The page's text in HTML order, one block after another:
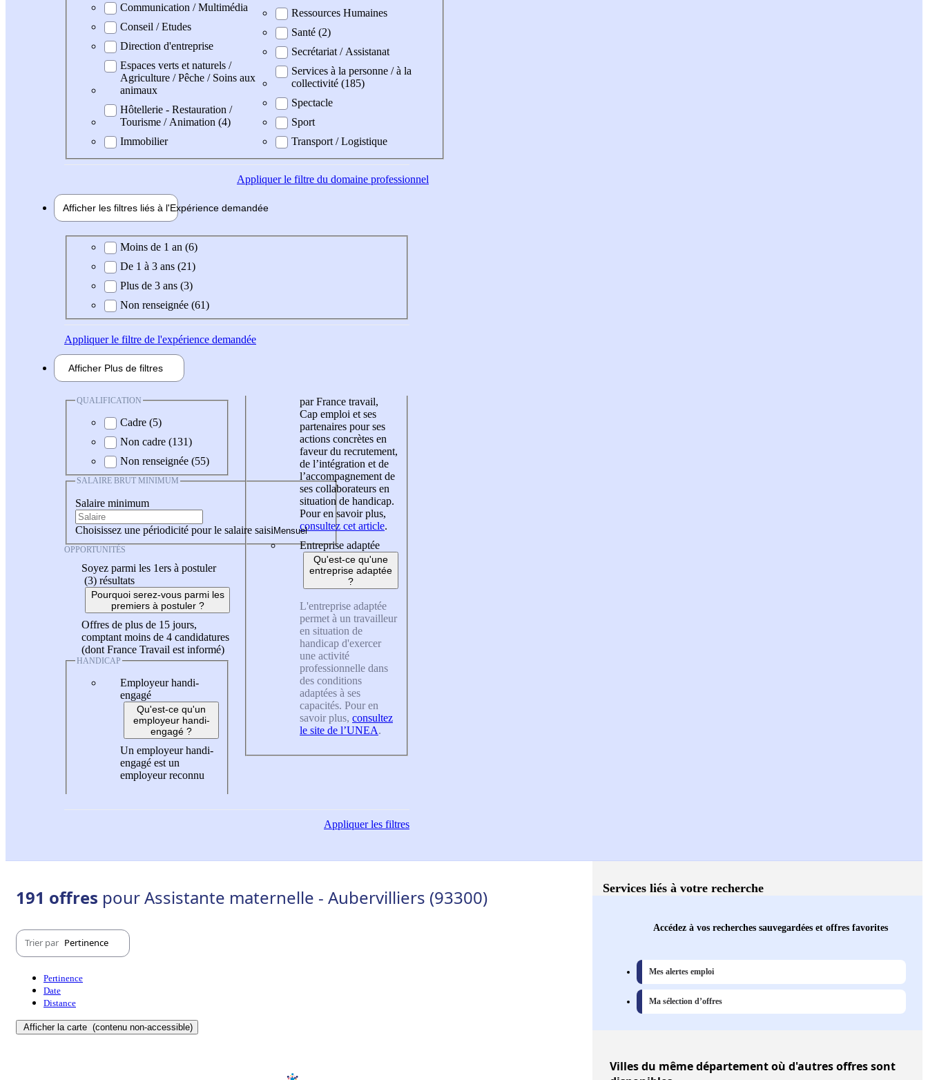
Communication / Multimédia
Conseil / Etudes
Direction d'entreprise
Espaces verts et naturels /
Agriculture / Pêche / Soins aux
animaux
Hôtellerie - Restauration /
Tourisme / Animation (4)
Immobilier
Ressources Humaines
Santé (2)
Secrétariat / Assistanat
Services à la personne / à la
collectivité (185)
Spectacle
Sport
Transport / Logistique
Appliquerle filtre du domaine professionnel
Afficher les filtres liés à l'Expérience demandée
Expérience demandée
Moins de 1 an (6)
De 1 à 3 ans (21)
Plus de 3 ans (3)
Non renseignée (61)
Appliquerle filtre de l'expérience demandée
Afficher Plus de filtres
QUALIFICATION
Cadre (5)
Non cadre (131)
Non renseignée (55)
SALAIRE BRUT MINIMUM
Salaire minimum
Choisissez une périodicité pour le salaire saisi
OPPORTUNITÉS
Soyez parmi les 1ers à postuler
(3) résultats
Pourquoi serez-vous parmi les
premiers à postuler ?
Offres de plus de 15 jours,
comptant moins de 4 candidatures
(dont France Travail est informé)
HANDICAP
Employeur handi-
engagé
Qu'est-ce qu'un
employeur handi-
engagé ?
Un employeur handi-
engagé est un
employeur reconnu
par France travail,
Cap emploi et ses
partenaires pour ses
actions concrètes en
faveur du recrutement,
de l’intégration et de
l’accompagnement de
ses collaborateurs en
situation de handicap.
Pour en savoir plus,
consultez cet article.
Entreprise adaptée
Qu'est-ce qu'une
entreprise adaptée
?
L'entreprise adaptée
permet à un travailleur
en situation de
handicap d'exercer
une activité
professionnelle dans
des conditions
adaptées à ses
capacités. Pour en
savoir plus, consultez
le site de l’UNEA.
Appliquerles filtres
191 offres pour Assistante maternelle - Aubervilliers (93300)
Trier par Pertinence
Pertinence
Date
Distance
Afficher la carte (contenu non-accessible)
Services liés à votre recherche
Accédez à vos recherches sauvegardées et offres favorites
Mes alertes emploi
Ma sélection d’offres
Villesdu même département où d'autres offres sont